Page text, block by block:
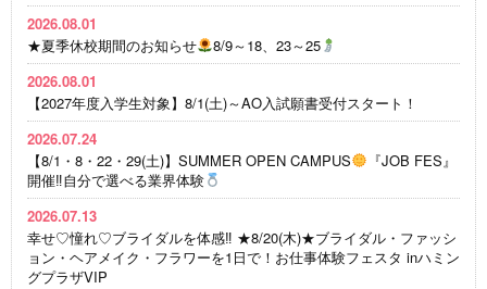
2026.08.01
★夏季休校期間のお知らせ
8/9～18、23～25
2026.08.01
【2027年度入学生対象】8/1(土)～AO入試願書受付スタート！
2026.07.24
【8/1・8・22・29(土)】SUMMER OPEN CAMPUS
『JOB FES』
開催‼自分で選べる業界体験
2026.07.13
幸せ♡憧れ♡ブライダルを体感‼ ★8/20(木)★ブライダル・ファッシ
ョン・ヘアメイク・フラワーを1日で！お仕事体験フェスタ inハミン
グプラザVIP